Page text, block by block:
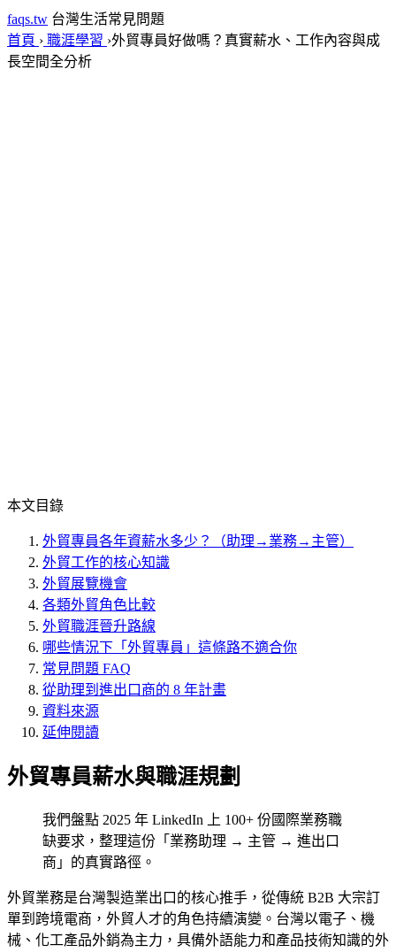
faqs.tw 台灣生活常見問題
首頁 › 職涯學習 ›外貿專員好做嗎？真實薪水、工作內容與成
長空間全分析
本文目錄
外貿專員各年資薪水多少？（助理→業務→主管）
外貿工作的核心知識
外貿展覽機會
各類外貿角色比較
外貿職涯晉升路線
哪些情況下「外貿專員」這條路不適合你
常見問題 FAQ
從助理到進出口商的 8 年計畫
資料來源
延伸閱讀
外貿專員薪水與職涯規劃
我們盤點 2025 年 LinkedIn 上 100+ 份國際業務職
缺要求，整理這份「業務助理 → 主管 → 進出口
商」的真實路徑。
外貿業務是台灣製造業出口的核心推手，從傳統 B2B 大宗訂
單到跨境電商，外貿人才的角色持續演變。台灣以電子、機
械、化工產品外銷為主力，具備外語能力和產品技術知識的外